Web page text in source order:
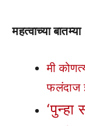
महत्वाच्या बातम्या
मी
फलंदाज
‘पुन्हा